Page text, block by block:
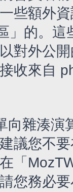
些額外
」的。
對外公
收來自
向雜湊演
議您不
「
您務必